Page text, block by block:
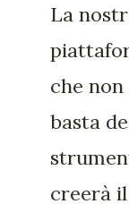
La
che
basta
creerà